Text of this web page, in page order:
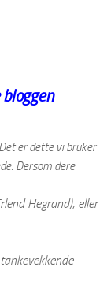
er dette vi bruker
Dersom dere
Hegrand), eller